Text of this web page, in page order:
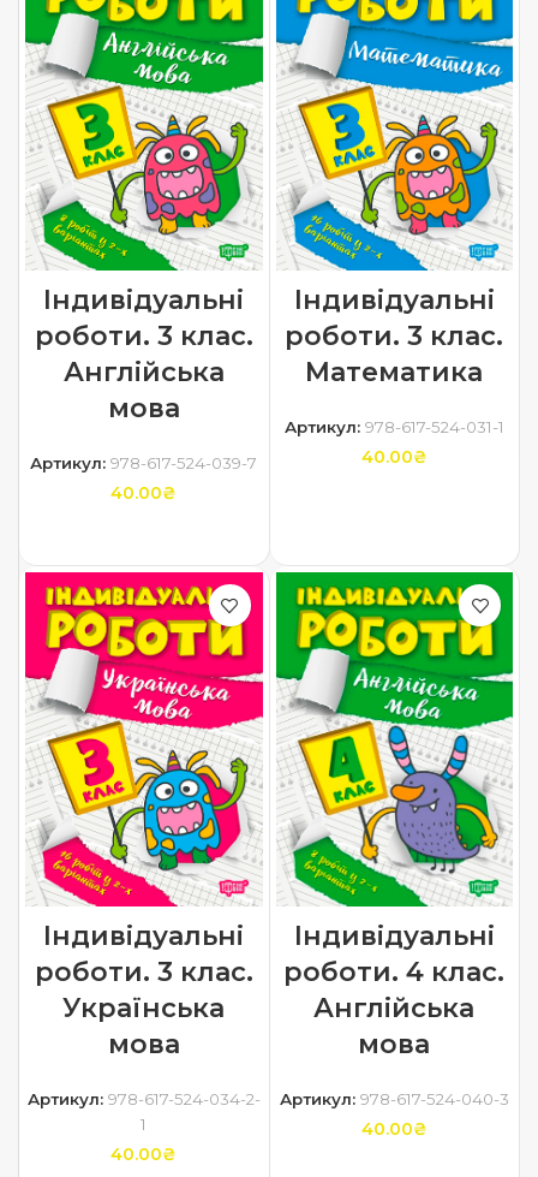
Індивідуальні
роботи. 3 клас.
Англійська
мова
Артикул:978-617-524-039-7
40.00₴
Індивідуальні
роботи. 3 клас.
Математика
Артикул: 978-617-524-031-1
40.00₴
Індивідуальні
роботи. 3 клас.
Українська
мова
Артикул: 978-617-524-034-2-
1
40.00₴
Індивідуальні
роботи. 4 клас.
Англійська
мова
Артикул: 978-617-524-040-3
40.00₴